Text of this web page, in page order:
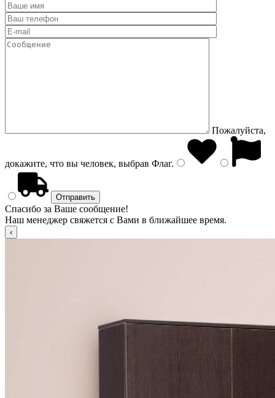
Пожалуйста,
докажите, что вы человек, выбрав Флаг.
Спасибо за Ваше сообщение!
Наш менеджер свяжется с Вами в ближайшее время.